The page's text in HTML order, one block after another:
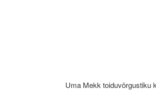
Uma Mekk toiduvõrgustiku